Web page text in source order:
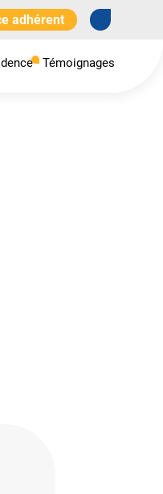
adhérent
Témoignages